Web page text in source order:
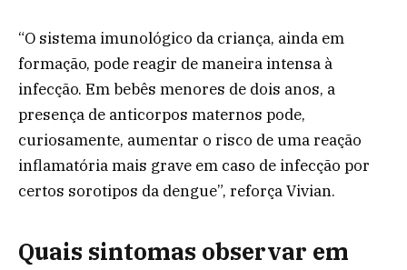
“O sistema imunológico da criança, ainda em
formação, pode reagir de maneira intensa à
infecção. Em bebês menores de dois anos, a
presença de anticorpos maternos pode,
curiosamente, aumentar o risco de uma reação
inflamatória mais grave em caso de infecção por
certos sorotipos da dengue”, reforça Vivian.
Quais sintomas observar em